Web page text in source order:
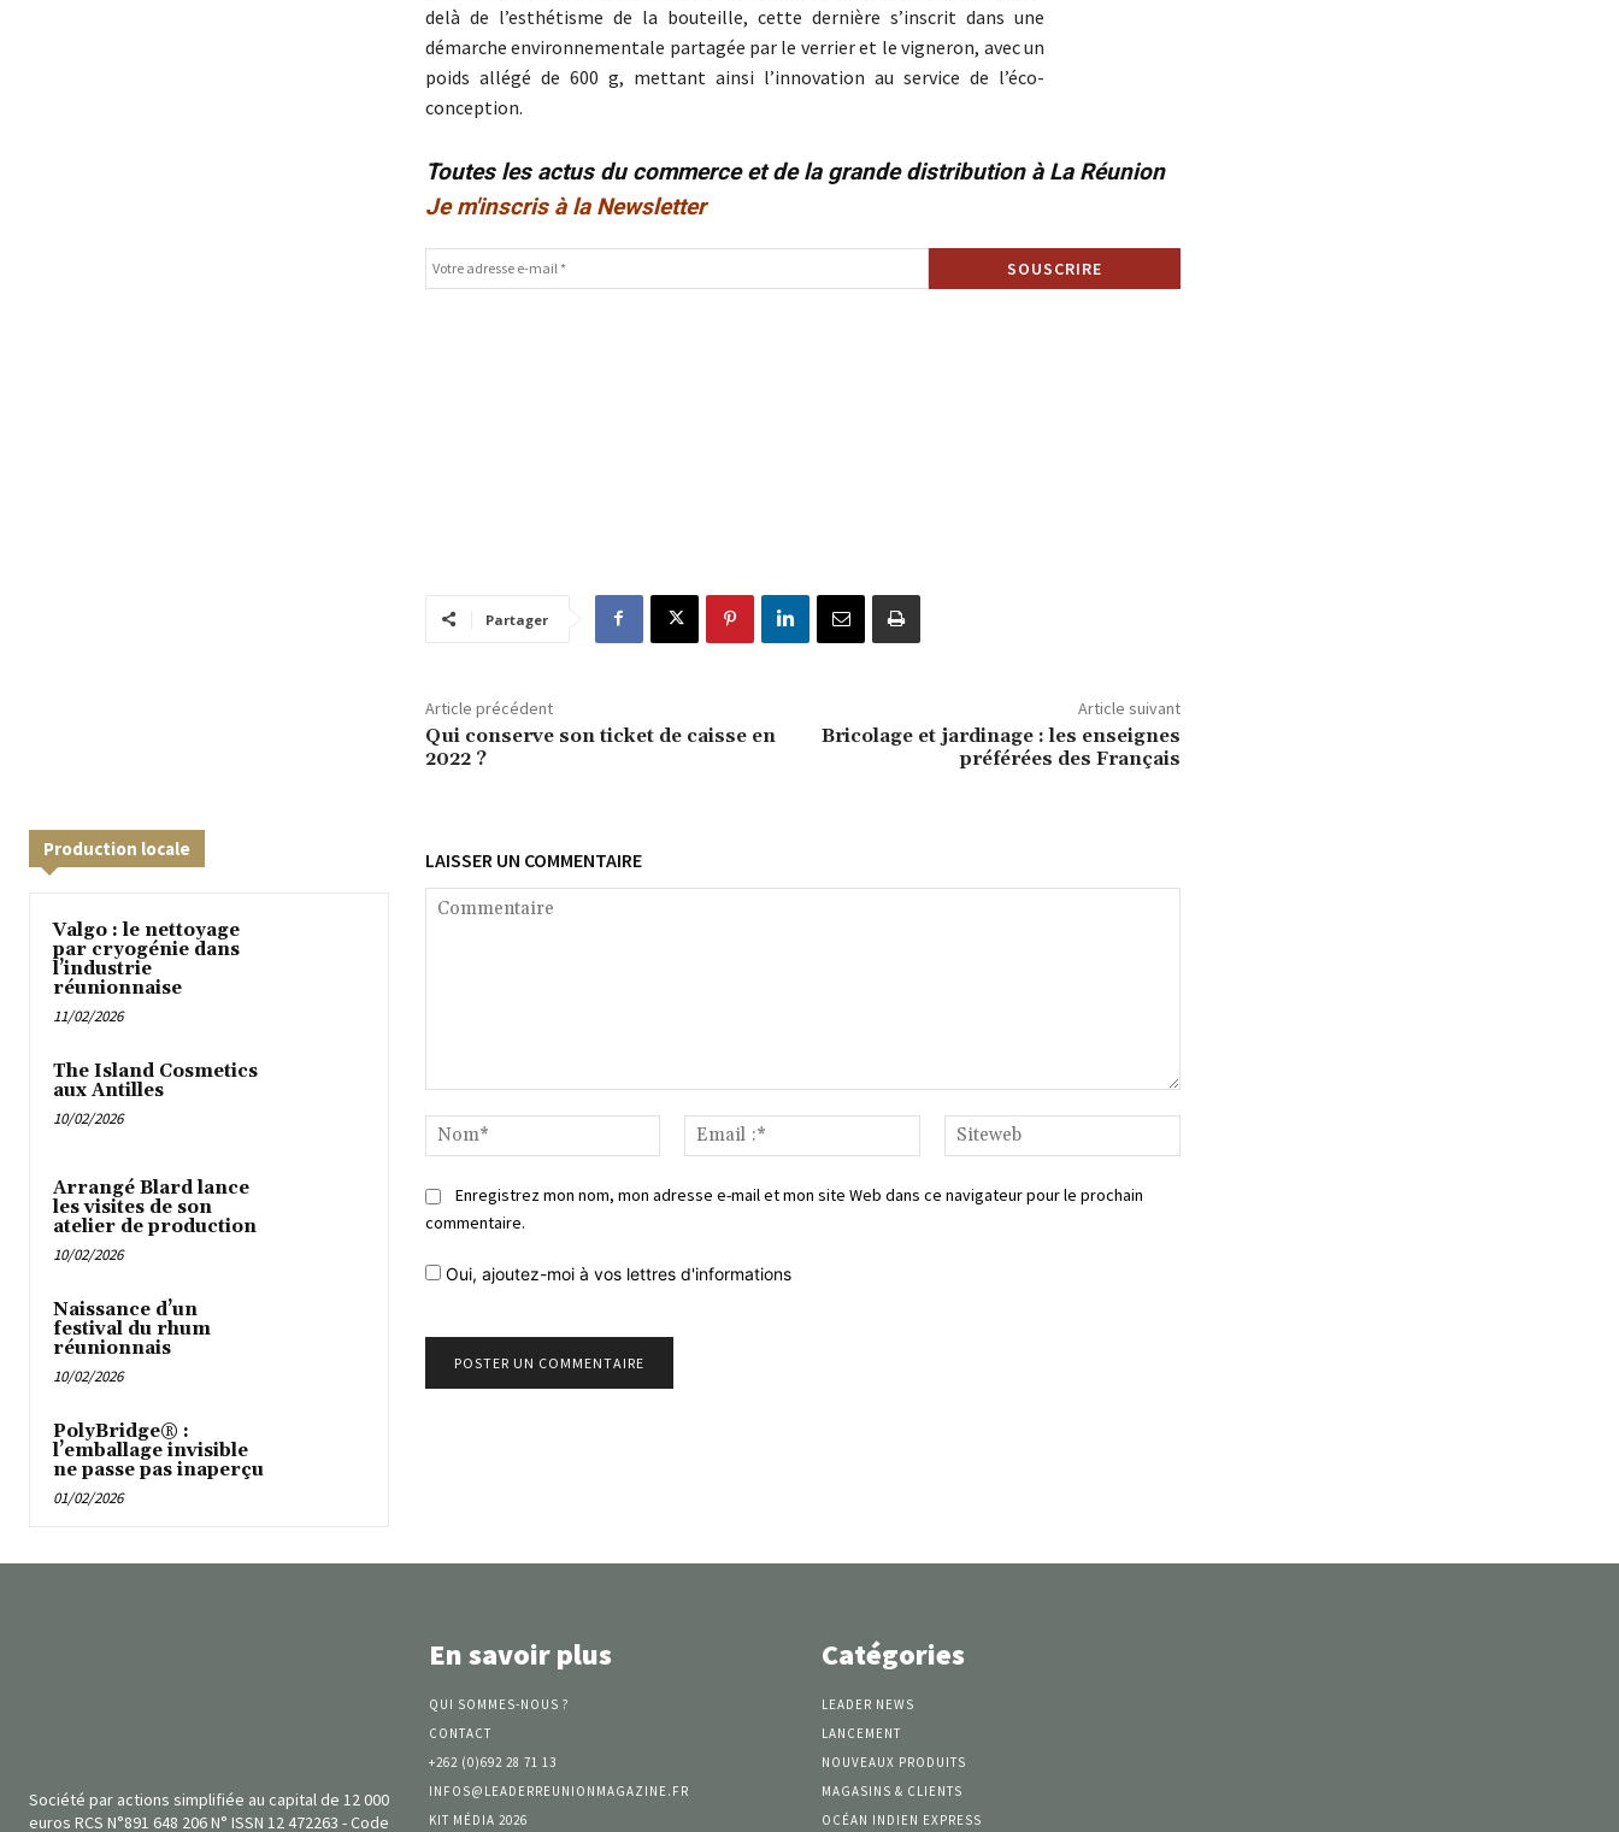
delà de l’esthétisme de la bouteille, cette dernière s’inscrit dans une
démarche environnementale partagée par le verrier et le vigneron, avec un
poids allégé de 600 g, mettant ainsi l’innovation au service de l’éco-
conception.
Toutes les actus du commerce et de la grande distribution à La Réunion
Je m'inscris à la Newsletter
Partager
Article précédent
Qui conserve son ticket de caisse en
2022 ?
Article suivant
Bricolage et jardinage : les enseignes
préférées des Français
Production locale
Valgo : le nettoyage
par cryogénie dans
l’industrie
réunionnaise
11/02/2026
The Island Cosmetics
aux Antilles
10/02/2026
Arrangé Blard lance
les visites de son
atelier de production
10/02/2026
Naissance d’un
festival du rhum
réunionnais
10/02/2026
PolyBridge® :
l’emballage invisible
ne passe pas inaperçu
01/02/2026
LAISSER UN COMMENTAIRE
Nom*
Email
:*
Enregistrez mon nom, mon adresse e-mail et mon site Web dans ce navigateur pour le prochain
commentaire.
Oui, ajoutez-moi à vos lettres d'informations
Société par actions simplifiée au capital de 12 000
euros RCS N°891 648 206 N° ISSN 12 472263 - Code
En savoir plus
QUI SOMMES-NOUS ?
CONTACT
+262 (0)692 28 71 13
INFOS@LEADERREUNIONMAGAZINE.FR
KIT MÉDIA 2026
Catégories
LEADER NEWS
LANCEMENT
NOUVEAUX PRODUITS
MAGASINS & CLIENTS
OCÉAN INDIEN EXPRESS